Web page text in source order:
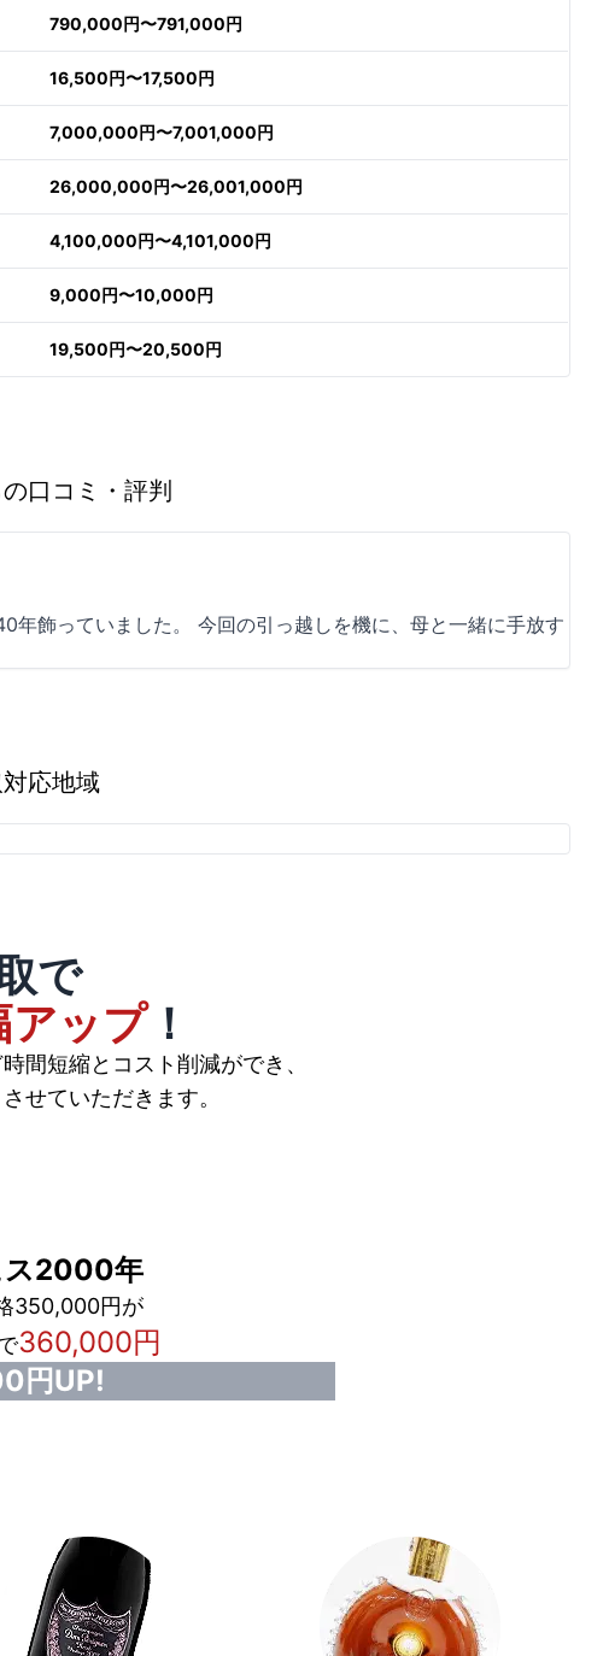
790,000円〜791,000円
16,500円〜17,500円
7,000,000円〜7,001,000円
26,000,000円〜26,001,000円
4,100,000円〜4,101,000円
9,000円〜10,000円
19,500円〜20,500円
口コミ・評判
年飾っていました。 今回の引っ越しを機に、母と一緒に手放す
応地域
で
アップ！
間短縮とコスト削減ができ、
せていただきます。
ス2000年
350,000円が
360,000円
円UP!